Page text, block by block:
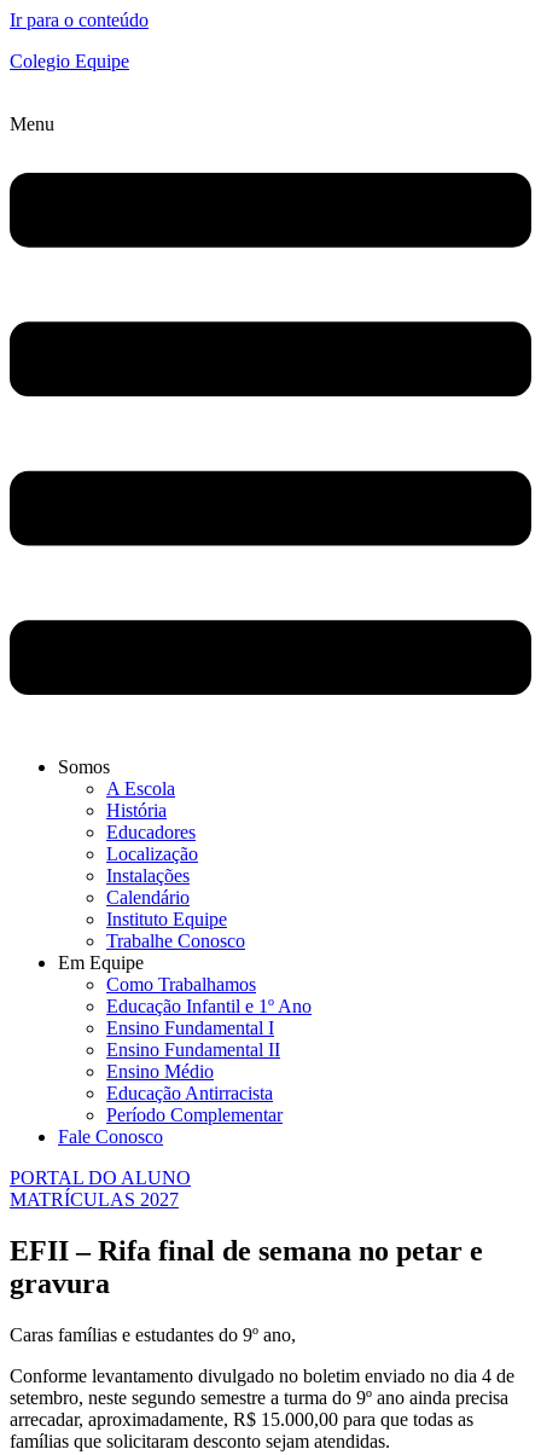
Ir para o conteúdo
Colegio Equipe
Menu
Somos
A Escola
História
Educadores
Localização
Instalações
Calendário
Instituto Equipe
Trabalhe Conosco
Em Equipe
Como Trabalhamos
Educação Infantil e 1º Ano
Ensino Fundamental I
Ensino Fundamental II
Ensino Médio
Educação Antirracista
Período Complementar
Fale Conosco
PORTAL DO ALUNO
MATRÍCULAS 2027
EFII – Rifa final de semana no petar e
gravura
Caras famílias e estudantes do 9º ano,
Conforme levantamento divulgado no boletim enviado no dia 4 de
setembro, neste segundo semestre a turma do 9º ano ainda precisa
arrecadar, aproximadamente, R$ 15.000,00 para que todas as
famílias que solicitaram desconto sejam atendidas.